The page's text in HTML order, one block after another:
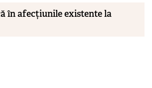
în afecțiunile existente la